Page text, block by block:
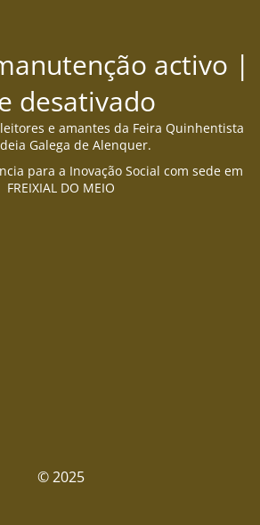
activo |
desativado
e amantes da Feira Quinhentista
Galega de Alenquer.
para a Inovação Social com sede em
FREIXIAL DO MEIO
© 2025